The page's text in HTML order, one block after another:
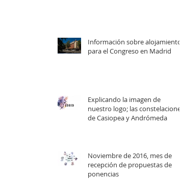
Información sobre alojamiento
para el Congreso en Madrid
Explicando la imagen de
nuestro logo; las constelaciones
de Casiopea y Andrómeda
Noviembre de 2016, mes de
recepción de propuestas de
ponencias